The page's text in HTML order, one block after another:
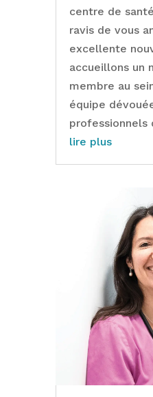
centre de
ravis de vous
excellente
accueillons un
membre au
équipe
professionnels
lire plus